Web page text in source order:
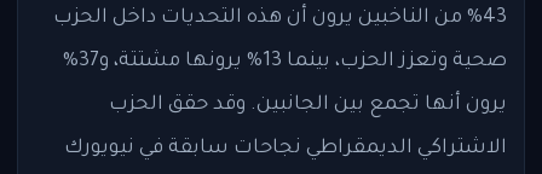
43% من الناخبين يرون أن هذه التحديات داخل الحزب
صحية وتعزز الحزب، بينما 13% يرونها مشتتة، و37%
يرون أنها تجمع بين الجانبين. وقد حقق الحزب
الاشتراكي الديمقراطي نجاحات سابقة في نيويورك